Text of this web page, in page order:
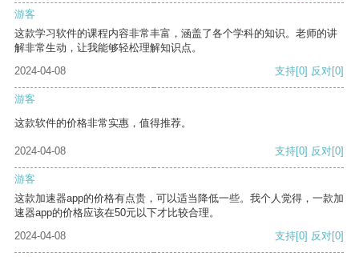
游客
这款学习软件的课程内容非常丰富，涵盖了各个学科的知识。老师的讲
解非常生动，让我能够轻松理解知识点。
2024-04-08
支持[0] 反对[0]
游客
这款软件的价格非常实惠，值得推荐。
2024-04-08 支持[0] 反对[0]
游客
这款加速器app的价格有点贵，可以适当降低一些。我个人觉得，一款加
速器app的价格应该在50元以下才比较合理。
2024-04-08
支持[0] 反对[0]